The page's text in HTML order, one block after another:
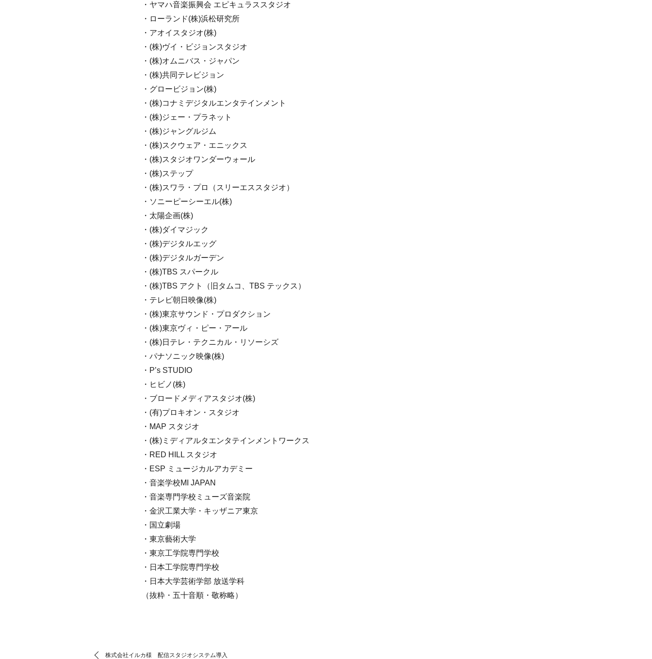
・ヤマハ音楽振興会 エピキュラススタジオ
・ローランド(株)浜松研究所
・アオイスタジオ(株)
・(株)ヴイ・ビジョンスタジオ
・(株)オムニバス・ジャパン
・(株)共同テレビジョン
・グロービジョン(株)
・(株)コナミデジタルエンタテインメント
・(株)ジェー・プラネット
・(株)ジャングルジム
・(株)スクウェア・エニックス
・(株)スタジオワンダーウォール
・(株)ステップ
・(株)スワラ・プロ（スリーエススタジオ）
・ソニーピーシーエル(株)
・太陽企画(株)
・(株)ダイマジック
・(株)デジタルエッグ
・(株)デジタルガーデン
・(株)TBS スパークル
・(株)TBS アクト（旧タムコ、TBS テックス）
・テレビ朝日映像(株)
・(株)東京サウンド・プロダクション
・(株)東京ヴィ・ピー・アール
・(株)日テレ・テクニカル・リソーシズ
・パナソニック映像(株)
・P’s STUDIO
・ヒビノ(株)
・ブロードメディアスタジオ(株)
・(有)プロキオン・スタジオ
・MAP スタジオ
・(株)ミディアルタエンタテインメントワークス
・RED HILL スタジオ
・ESP ミュージカルアカデミー
・音楽学校MI JAPAN
・音楽専門学校ミューズ音楽院
・金沢工業大学・キッザニア東京
・国立劇場
・東京藝術大学
・東京工学院専門学校
・日本工学院専門学校
・日本大学芸術学部 放送学科
（抜粋・五十音順・敬称略）
株式会社イルカ様 配信スタジオシステム導入